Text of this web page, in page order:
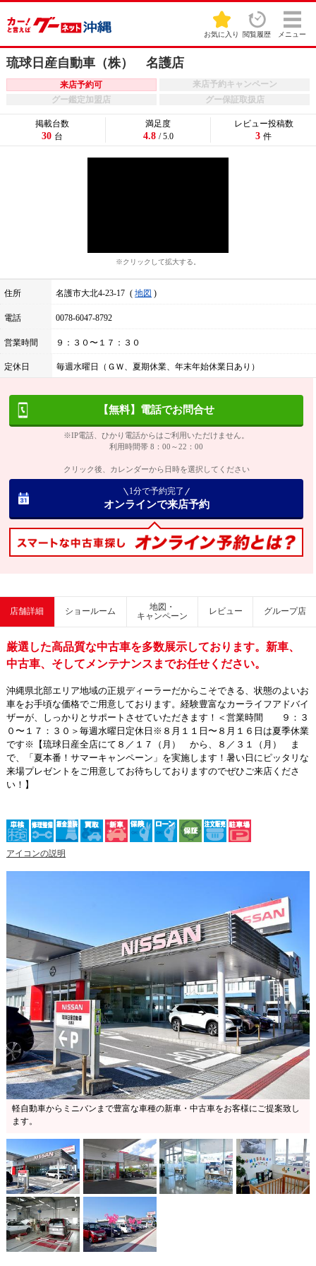
お気に入り 閲覧履歴 メニュー
琉球日産自動車（株） 名護店
来店予約可
来店予約キャンペーン
グー鑑定加盟店
グー保証取扱店
※クリックして拡大する。
住所 名護市大北4-23-17 地図
電話 0078-6047-8792
営業時間 ９：３０〜１７：３０
定休日 毎週水曜日（ＧＷ、夏期休業、年末年始休業日あり）
掲載台数
30 台
満足度
4.8 / 5.0
レビュー投稿数
3 件
【無料】電話でお問合せ
※IP電話、ひかり電話からはご利用いただけません。
利用時間帯 8：00～22：00
クリック後、カレンダーから日時を選択してください
1分で予約完了
オンラインで来店予約
店舗詳細 ショールーム
地図・
キャンペーン
レビュー グループ店
厳選した高品質な中古車を多数展示しております。新車、
中古車、そしてメンテナンスまでお任せください。
沖縄県北部エリア地域の正規ディーラーだからこそできる、状態のよいお
車をお手頃な価格でご用意しております。経験豊富なカーライフアドバイ
ザーが、しっかりとサポートさせていただきます！＜営業時間 ９：３
０〜１７：３０＞毎週水曜日定休日※８月１１日〜８月１６日は夏季休業
です※【琉球日産全店にて８／１７（月） から、８／３１（月） ま
で、「夏本番！サマーキャンペーン」を実施します！暑い日にピッタリな
来場プレゼントをご用意してお待ちしておりますのでぜひご来店くださ
い！】
アイコンの説明
軽自動車からミニバンまで豊富な車種の新車・中古車をお客様にご提案致し
ます。